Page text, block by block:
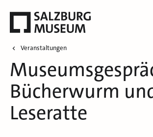
Veranstaltungen
Bücherwurm
Leseratte